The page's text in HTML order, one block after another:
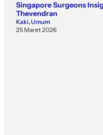
Singapore Surgeons
Thevendran
Kaki, Umum
25 Maret 2026